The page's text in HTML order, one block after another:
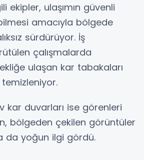
ekipler, ulaşımın güvenli
amacıyla bölgede
sürdürüyor. İş
çalışmalarda
ulaşan kar tabakaları
kar duvarları ise görenleri
bölgeden çekilen görüntüler
da yoğun ilgi gördü.